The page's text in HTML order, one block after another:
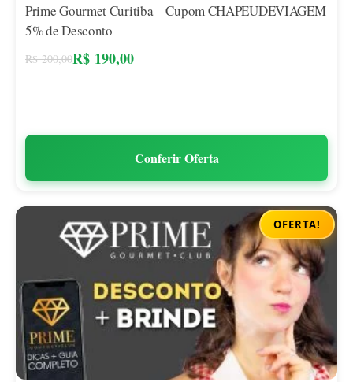
Prime Gourmet Curitiba – Cupom CHAPEUDEVIAGEM
5% de Desconto
R$200,00R$ 190,00
Conferir Oferta
OFERTA!